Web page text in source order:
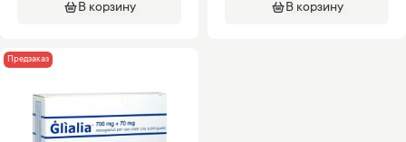
В корзину В корзину
Предзаказ